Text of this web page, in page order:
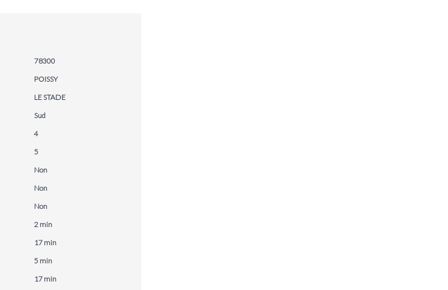
78300
POISSY
LE STADE
Sud
4
5
Non
Non
Non
2 min
17 min
5 min
17 min